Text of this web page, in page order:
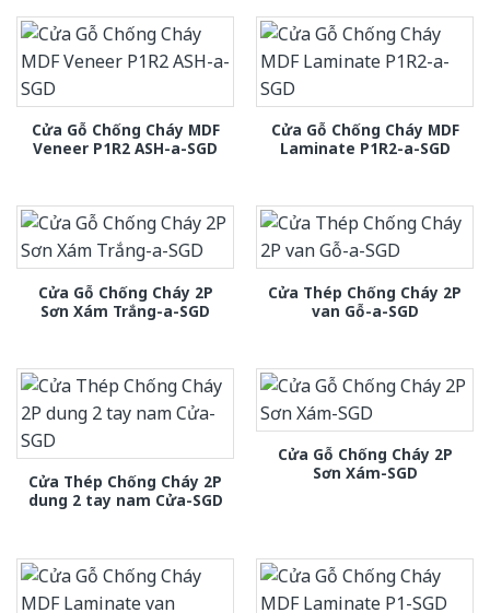
Cửa Gỗ Chống Cháy MDF
Veneer P1R2 ASH-a-SGD
Cửa Gỗ Chống Cháy MDF
Laminate P1R2-a-SGD
Cửa Gỗ Chống Cháy 2P
Sơn Xám Trắng-a-SGD
Cửa Thép Chống Cháy 2P
van Gỗ-a-SGD
Cửa Thép Chống Cháy 2P
dung 2 tay nam Cửa-SGD
Cửa Gỗ Chống Cháy 2P
Sơn Xám-SGD